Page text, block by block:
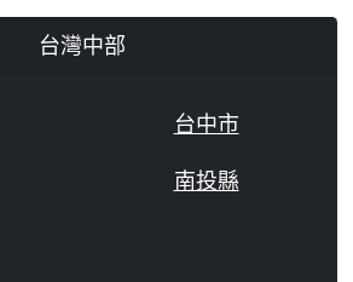
台灣中部
台中市
南投縣